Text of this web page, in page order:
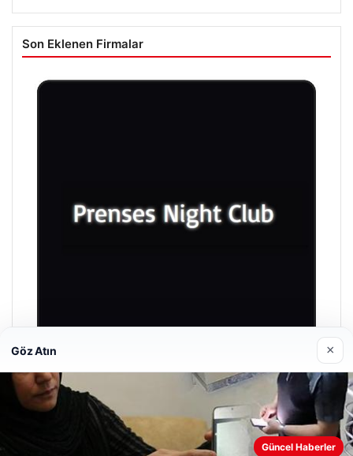
Son Eklenen Firmalar
Prenses Night Club
29/04/2026
Göz Atın ×
Güncel Haberler